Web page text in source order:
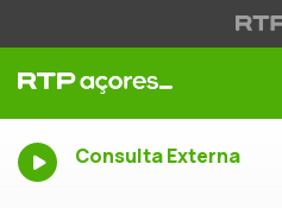
Consulta Externa